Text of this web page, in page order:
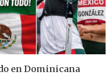
en Dominicana